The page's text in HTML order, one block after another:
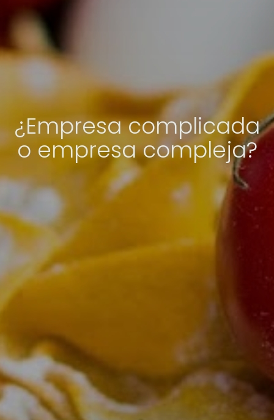
¿Empresa complicada
o empresa compleja?